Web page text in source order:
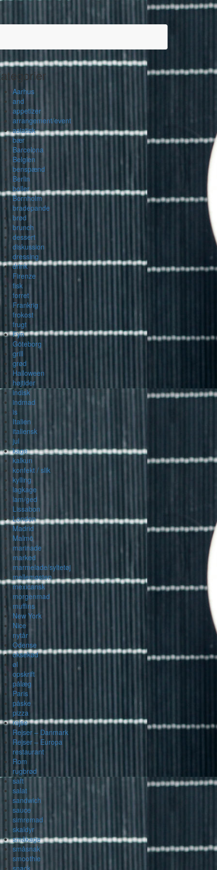
Aarhus
and
appetizer
arrangement/event
asiatisk
bær
Barcelona
Belgien
benspænd
Berlin
boller
Bornholm
bradepande
brød
brunch
dessert
diskussion
dressing
drink
Firenze
fisk
forret
Frankrig
frokost
frugt
Fyn
Göteborg
grill
grød
Halloween
højtider
indisk
indmad
is
Italien
italiensk
jul
kage
kalkun
konfekt / slik
kylling
lagkage
lam/ged
Lissabon
London
Madrid
Malmö
marinade
marked
marmelade/syltetøj
mellemøsten
mexicansk
morgenmad
muffins
New York
Nice
nytår
Odense
oksekød
øl
opskrift
pålæg
Paris
påske
pizza
rejse
Rejser – Danmark
Rejser – Europa
restaurant
Rom
rugbrød
saft
salat
sandwich
sauce
simremad
skaldyr
småkage
småsnak
smoothie
snack